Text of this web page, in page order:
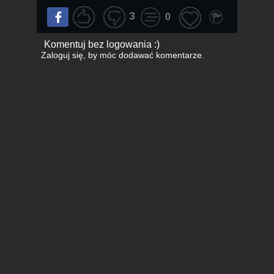
3 0
Komentuj bez logowania :)
Zaloguj się, by móc dodawać komentarze.